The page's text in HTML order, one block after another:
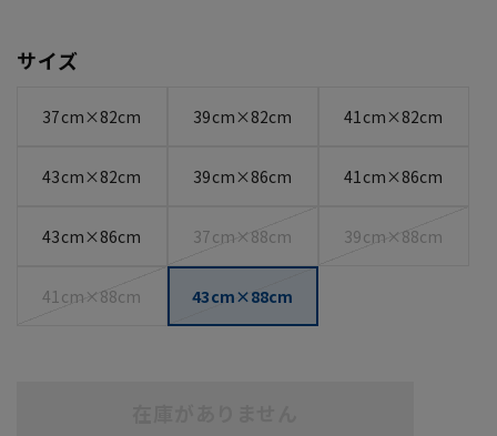
サイズ
37cm×82cm 39cm×82cm 41cm×82cm
43cm×82cm 39cm×86cm 41cm×86cm
43cm×86cm 37cm×88cm 39cm×88cm
41cm×88cm 43cm×88cm